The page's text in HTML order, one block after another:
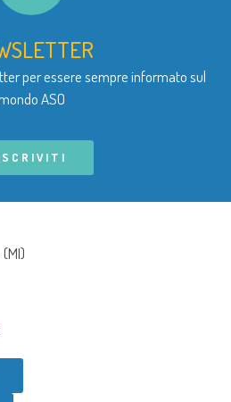
per essere sempre informato sul
ASO